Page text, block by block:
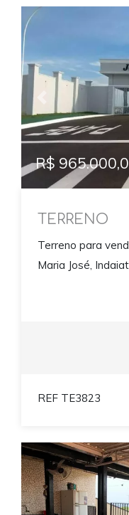
Previous
R$
TERRENO
Terreno para
Maria José,
REF TE3823